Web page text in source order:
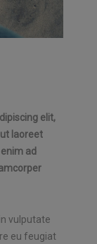
elit,
laoreet
ad
vulputate
eu feugiat